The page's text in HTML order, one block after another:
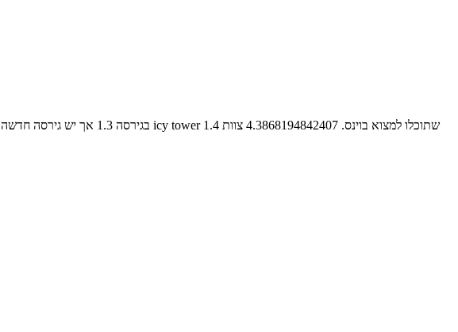
הגירסה הנוסטלגית והמוכרת ביותר של משחק האיש הקופץ אייסי טאוור. המשחק icy tower בגירסה 1.3 אך יש גירסה חדשה יותר שהיא icy tower 1.4 שתוכלו למצוא בוינס. 4.3868194842407 צוות